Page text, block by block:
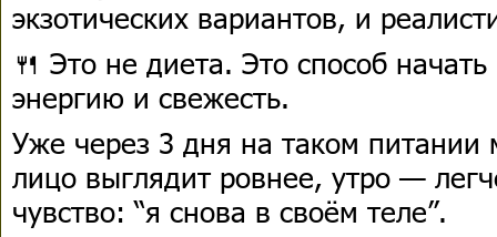
экзотических вариантов, и
🍴 Это не диета. Это способ
энергию и свежесть.
Уже через 3 дня на таком питании
лицо выглядит ровнее, утро —
чувство: “я снова в своём теле”.